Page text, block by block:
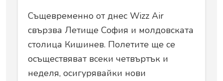
Същевременно от днес Wizz Air
свързва Летище София и молдовската
столица Кишинев. Полетите ще се
осъществяват всеки четвъртък и
неделя, осигурявайки нови